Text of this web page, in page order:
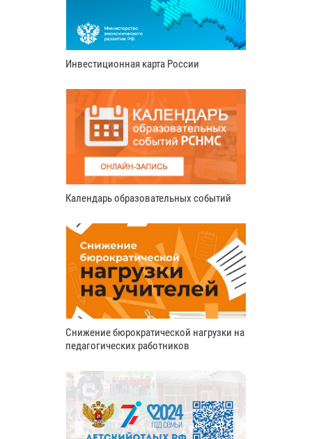
Инвестиционная карта России
Календарь образовательных событий
Снижение бюрократической нагрузки на
педагогических работников